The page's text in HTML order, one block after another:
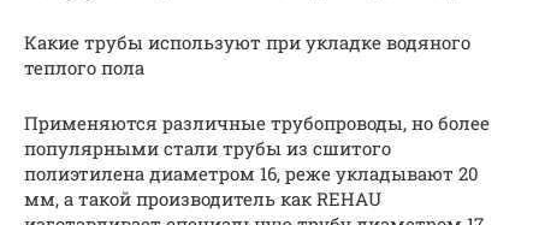
Какие трубы используют при укладке водяного
теплого пола
Применяются различные трубопроводы, но более
популярными стали трубы из сшитого
полиэтилена диаметром 16, реже укладывают 20
мм, а такой производитель как REHAU